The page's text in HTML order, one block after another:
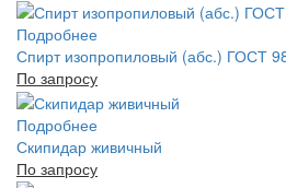
Подробнее
Спирт изопропиловый (абс.) ГОСТ
По запросу
Подробнее
Скипидар живичный
По запросу